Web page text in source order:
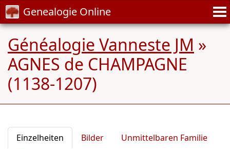
Genealogie Online
Généalogie Vanneste JM »
AGNES de CHAMPAGNE
(1138-1207)
Einzelheiten Bilder
Unmittelbaren Familie